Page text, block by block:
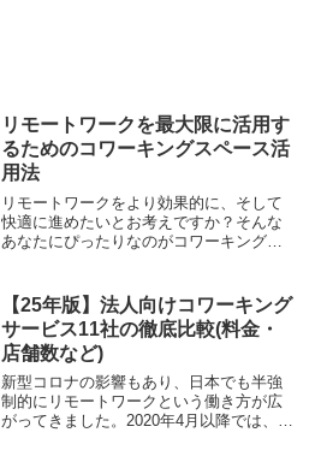
リモートワークを最大限に活用す
るためのコワーキングスペース活
用法
リモートワークをより効果的に、そして
快適に進めたいとお考えですか？そんな
あなたにぴったりなのがコワーキングス
徹底解説し、リモートワークを最大限に
活用するためのヒントをお...
【25年版】法人向けコワーキング
サービス11社の徹底比較(料金・
店舗数など)
新型コロナの影響もあり、日本でも半強
制的にリモートワークという働き方が広
がってきました。2020年4月以降では、リ